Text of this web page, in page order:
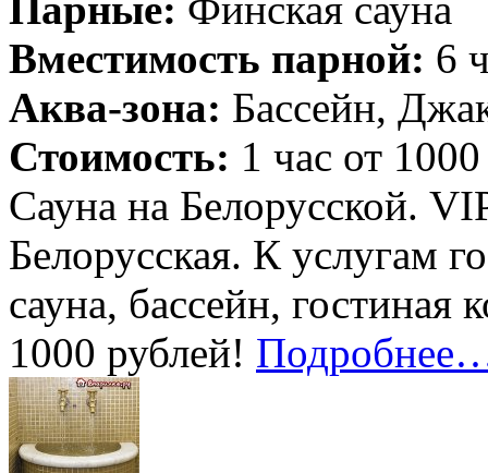
Вместимость парной: 6
Аква-зона: Бассейн,
Стоимость: 1 час от
Сауна на Белорусской.
Белорусская. К услугам
сауна, бассейн, гостиная
1000 рублей!